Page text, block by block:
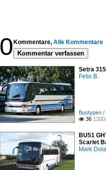
0 Kommentare, Alle Kommentare
Kommentar verfassen
Setra
Felix B.
Bustypen /
 36
BU51
Scarlet
Mark